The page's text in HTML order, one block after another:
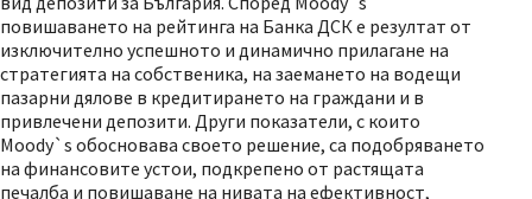
повишаването на рейтинга на Банка ДСК е резултат от
изключително успешното и динамично прилагане на
стратегията на собственика, на заемането на водещи
пазарни дялове в кредитирането на граждани и в
привлечени депозити. Други показатели, с които
Moody`s обосновава своето решение, са подобряването
на финансовите устои, подкрепено от растящата
печалба и повишаване на нивата на ефективност,